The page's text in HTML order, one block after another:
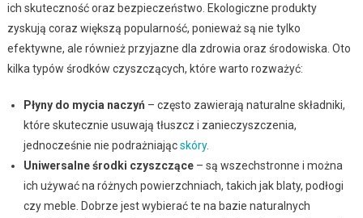
ich skuteczność oraz bezpieczeństwo. Ekologiczne produkty
zyskują coraz większą popularność, ponieważ są nie tylko
efektywne, ale również przyjazne dla zdrowia oraz środowiska. Oto
kilka typów środków czyszczących, które warto rozważyć:
Płyny do mycia naczyń – często zawierają naturalne składniki,
które skutecznie usuwają tłuszcz i zanieczyszczenia,
jednocześnie nie podrażniającskóry.
Uniwersalne środki czyszczące– są wszechstronne i można
ich używać na różnych powierzchniach, takich jak blaty, podłogi
czy meble. Dobrze jest wybierać te na bazie naturalnych